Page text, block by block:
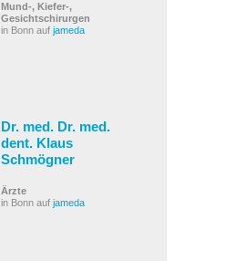
Mund-, Kiefer-,
Gesichtschirurgen
in Bonn auf jameda
Dr. med. Dr. med.
dent. Klaus
Schmögner
Ärzte
in Bonn auf jameda